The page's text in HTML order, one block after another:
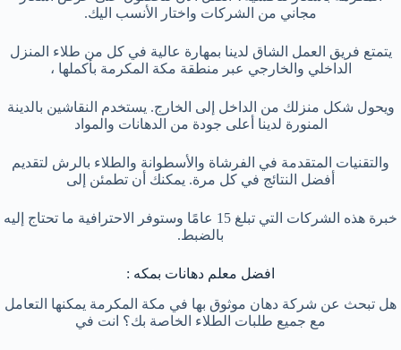
مجاني من الشركات واختار الأنسب اليك.
يتمتع فريق العمل الشاق لدينا بمهارة عالية في كل من طلاء المنزل
الداخلي والخارجي عبر منطقة مكة المكرمة بأكملها ،
ويحول شكل منزلك من الداخل إلى الخارج. يستخدم النقاشين بالدينة
المنورة لدينا أعلى جودة من الدهانات والمواد
والتقنيات المتقدمة في الفرشاة والأسطوانة والطلاء بالرش لتقديم
أفضل النتائج في كل مرة. يمكنك أن تطمئن إلى
خبرة هذه الشركات التي تبلغ 15 عامًا وستوفر الاحترافية ما تحتاج إليه
بالضبط.
افضل معلم دهانات بمكه :
هل تبحث عن شركة دهان موثوق بها في مكة المكرمة يمكنها التعامل
مع جميع طلبات الطلاء الخاصة بك؟ انت في